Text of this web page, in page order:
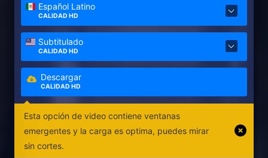
Español Latino
CALIDAD HD
Subtitulado
CALIDAD HD
Descargar
CALIDAD HD
Esta opción de video contiene ventanas
emergentes y la carga es optima, puedes mirar
sin cortes.